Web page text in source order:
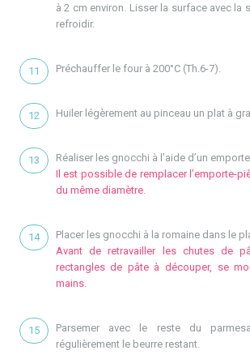
à 2 cm environ. Lisser la surface avec la
refroidir.
Préchauffer le four à 200°C (Th.6-7).
Huiler légèrement au pinceau un plat à
Réaliser les gnocchi à l’aide d’un
Il est possible de remplacer l’emporte-
du même diamètre.
Placer les gnocchi à la romaine dans le
Avant de retravailler les chutes de
rectangles de pâte à découper, se
mains.
Parsemer avec le reste du
régulièrement le beurre restant.